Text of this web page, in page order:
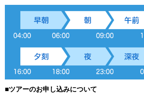
■ツアーのお申し込みについて